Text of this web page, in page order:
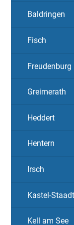
Baldringen
Fisch
Freudenburg
Greimerath
Heddert
Hentern
Irsch
Kastel-Staadt
Kell am See